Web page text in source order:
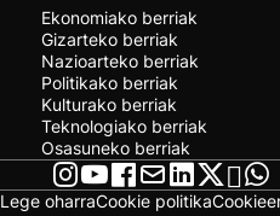
Ekonomiako berriak
Gizarteko berriak
Nazioarteko berriak
Politikako berriak
Kulturako berriak
Teknologiako berriak
Osasuneko berriak
Lege oharraCookie politika